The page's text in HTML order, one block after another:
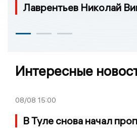
Лаврентьев Николай
Интересные
08/08 15:00
В Туле снова начал